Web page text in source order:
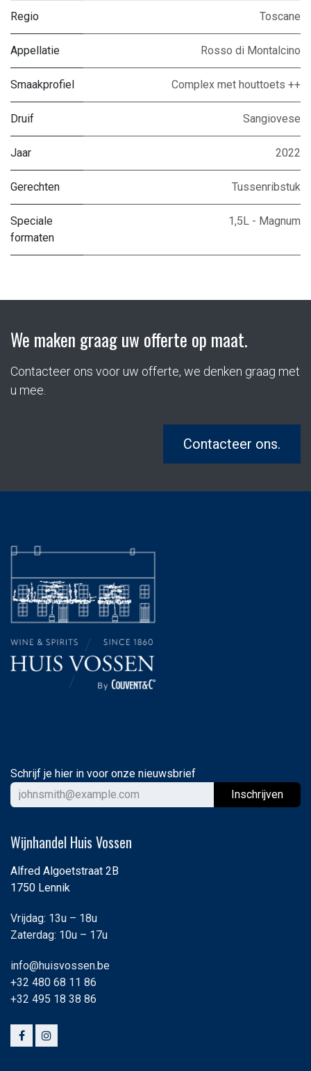
Regio Toscane
Appellatie Rosso di Montalcino
Smaakprofiel Complex met houttoets ++
Druif Sangiovese
Jaar 2022
Gerechten Tussenribstuk
Speciale
formaten
1,5L - Magnum
We maken graag uw offerte op maat.
Contacteer ons voor uw offerte, we denken graag met
u mee.
Contacteer ons.
Schrijf je hier in voor onze nieuwsbrief
Inschrijven
Wijnhandel Huis Vossen
Alfred Algoetstraat 2B
1750 Lennik
Vrijdag: 13u – 18u
Zaterdag: 10u – 17u
info@huisvossen.be
+32 480 68 11 86
+32 495 18 38 86